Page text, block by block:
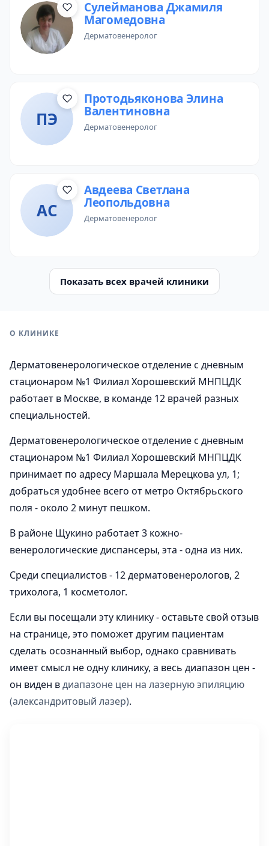
Сулейманова Джамиля
Магомедовна
дерматовенеролог
ПЭ
Протодьяконова Элина
Валентиновна
дерматовенеролог
АС
Авдеева Светлана
Леопольдовна
дерматовенеролог
Показать всех врачей клиники
О КЛИНИКЕ
Дерматовенерологическое отделение с дневным
стационаром №1 Филиал Хорошевский МНПЦДК
работает в Москве, в команде 12 врачей разных
специальностей.
Дерматовенерологическое отделение с дневным
стационаром №1 Филиал Хорошевский МНПЦДК
принимает по адресу Маршала Мерецкова ул, 1;
добраться удобнее всего от метро Октябрьского
поля - около 2 минут пешком.
В районе Щукино работает 3 кожно-
венерологические диспансеры, эта - одна из них.
Среди специалистов - 12 дерматовенерологов, 2
трихолога, 1 косметолог.
Если вы посещали эту клинику - оставьте свой отзыв
на странице, это поможет другим пациентам
сделать осознанный выбор, однако сравнивать
имеет смысл не одну клинику, а весь диапазон цен -
он виден вдиапазоне цен на лазерную эпиляцию
(александритовый лазер).